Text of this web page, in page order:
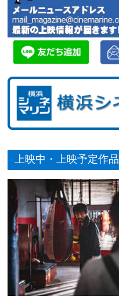
上映中・上映予定作品